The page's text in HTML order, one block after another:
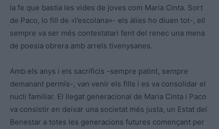
la fe que bastia les vides de joves com Maria Cinta. Sort
de Paco, lo fill de «l’escolana»- els àlies ho diuen tot-, ell
sempre va ser més contestatari fent del renec una mena
de poesia obrera amb arrels tivenysanes.
Amb els anys i els sacrificis -sempre patint, sempre
demanant permís-, van venir els fills i es va consolidar el
nucli familiar. El llegat generacional de Maria Cinta i Paco
va consistir en deixar una societat més justa, un Estat del
Benestar a totes les generacions futures començant per